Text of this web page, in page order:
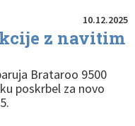
10.12.2025
z navitim
Brataroo 9500
poskrbel za novo